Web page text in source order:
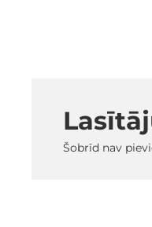
Šobrīd nav